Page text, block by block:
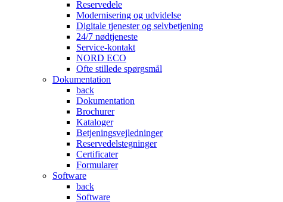
Reservedele
Modernisering og udvidelse
Digitale tjenester og selvbetjening
24/7 nødtjeneste
Service-kontakt
NORD ECO
Ofte stillede spørgsmål
Dokumentation
back
Dokumentation
Brochurer
Kataloger
Betjeningsvejledninger
Reservedelstegninger
Certificater
Formularer
Software
back
Software